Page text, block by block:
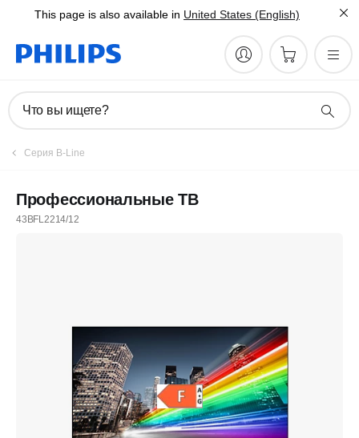
This page is also available in United States (English)
Что вы ищете?
Серия B-Line
Профессиональные ТВ
43BFL2214/12